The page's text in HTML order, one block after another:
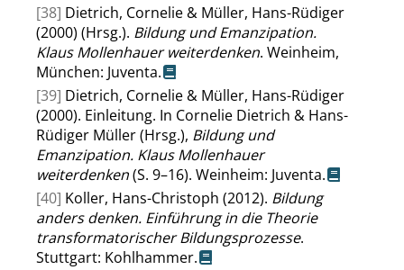
[38] Dietrich, Cornelie & Müller, Hans-Rüdiger
(2000) (Hrsg.). Bildung und Emanzipation.
Klaus Mollenhauer weiterdenken. Weinheim,
München: Juventa.
[39] Dietrich, Cornelie & Müller, Hans-Rüdiger
(2000). Einleitung. In Cornelie Dietrich & Hans-
Rüdiger Müller (Hrsg.), Bildung und
Emanzipation. Klaus Mollenhauer
weiterdenken(S. 9–16). Weinheim: Juventa.
[40] Koller, Hans-Christoph (2012). Bildung
anders denken. Einführung in die Theorie
transformatorischer Bildungsprozesse.
Stuttgart: Kohlhammer.